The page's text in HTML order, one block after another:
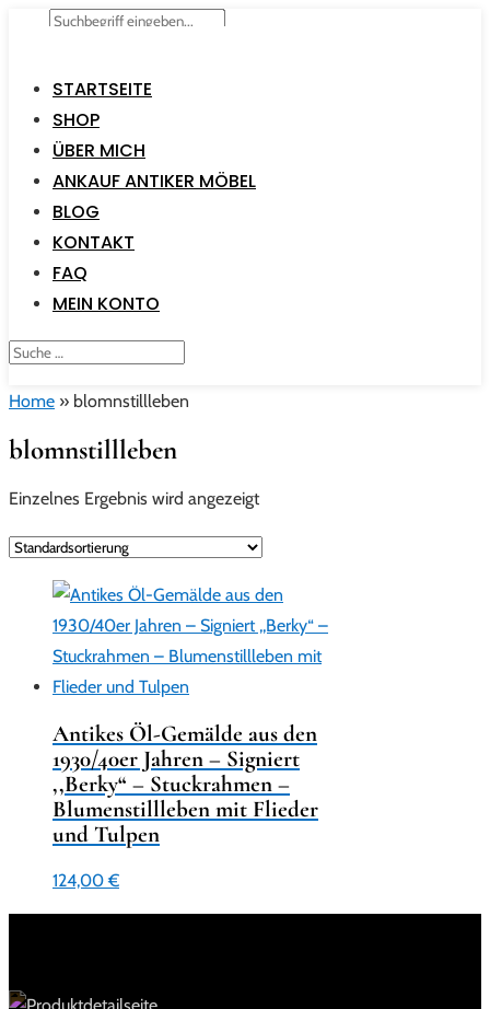
STARTSEITE
SHOP
ÜBER MICH
ANKAUF ANTIKER MÖBEL
BLOG
KONTAKT
FAQ
MEIN KONTO
Home » blomnstillleben
blomnstillleben
Einzelnes Ergebnis wird angezeigt
Antikes Öl-Gemälde aus den
1930/40er Jahren – Signiert
,,Berky“ – Stuckrahmen –
Blumenstillleben mit Flieder
und Tulpen
124,00€